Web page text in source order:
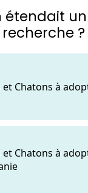
étendait
recherche ?
et Chatons à
et Chatons à